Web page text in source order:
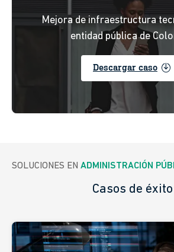
Mejora de infraestructura
entidad pública de
Descargar caso enable
SOLUCIONES EN ADMINISTRACIÓN
Casos de éxito